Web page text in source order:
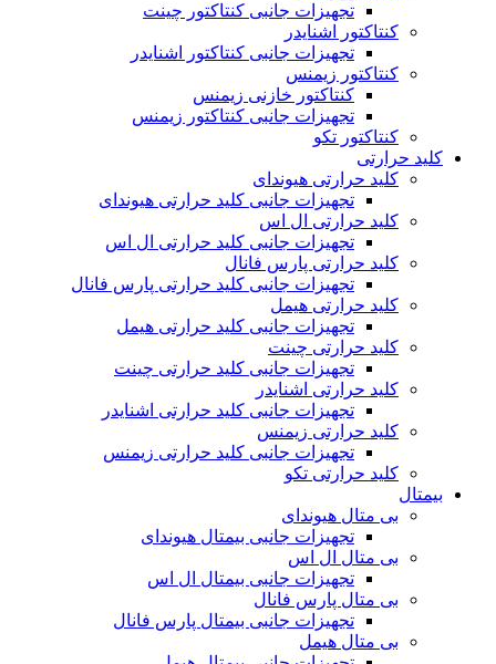
تجهیزات جانبی کنتاکتور چینت
کنتاکتور اشنایدر
تجهیزات جانبی کنتاکتور اشنایدر
کنتاکتور زیمنس
کنتاکتور خازنی زیمنس
تجهیزات جانبی کنتاکتور زیمنس
کنتاکتور تکو
کلید حرارتی
کلید حرارتی هیوندای
تجهیزات جانبی کلید حرارتی هیوندای
کلید حرارتی ال اس
تجهیزات جانبی کلید حرارتی ال اس
کلید حرارتی پارس فانال
تجهیزات جانبی کلید حرارتی پارس فانال
کلید حرارتی هیمل
تجهیزات جانبی کلید حرارتی هیمل
کلید حرارتی چینت
تجهیزات جانبی کلید حرارتی چینت
کلید حرارتی اشنایدر
تجهیزات جانبی کلید حرارتی اشنایدر
کلید حرارتی زیمنس
تجهیزات جانبی کلید حرارتی زیمنس
کلید حرارتی تکو
بیمتال
بی متال هیوندای
تجهیزات جانبی بیمتال هیوندای
بی متال ال اس
تجهیزات جانبی بیمتال ال اس
بی متال پارس فانال
تجهیزات جانبی بیمتال پارس فانال
بی متال هیمل